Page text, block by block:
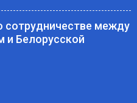
сотрудничестве между
и Белорусской